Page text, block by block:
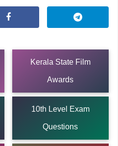
Kerala State Film
Awards
10th Level Exam
Questions